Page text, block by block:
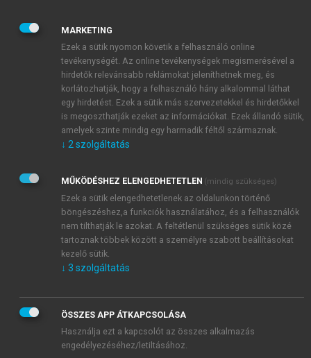
JELSZÓ
JELSZÓ ÚJRA
Kérek értesítést a MeRSZ újdonságairól, akcióiról.
Kérek értesítést az Akadémiai Kiadó Zrt. újdonságairól,
Adatkezelési tájékoztatóbanfoglaltakat tudomásul
veszem és elfogadom.
Általános vásárlási feltételeket, valamint a szotar.netés a
mersz.huoldalak licencszerződéseiben foglaltakat
tudomásul veszem és elfogadom.
KIPRÓBÁLOM
MARKETING
Ezek a sütik nyomon követik a felhasználó online
tevékenységét. Az online tevékenységek megismerésével a
hirdetők relevánsabb reklámokat jeleníthetnek meg, és
korlátozhatják, hogy a felhasználó hány alkalommal láthat
egy hirdetést. Ezek a sütik más szervezetekkel és hirdetőkkel
is megoszthatják ezeket az információkat. Ezek állandó sütik,
amelyek szinte mindig egy harmadik féltől származnak.
↓ 2 szolgáltatás
MŰKÖDÉSHEZ ELENGEDHETETLEN (mindig szükséges)
Ezek a sütik elengedhetetlenek az oldalunkon történő
böngészéshez,a funkciók használatához, és a felhasználók
nem tilthatják le azokat. A feltétlenül szükséges sütik közé
tartoznak többek között a személyre szabott beállításokat
kezelő sütik.
↓ 3 szolgáltatás
ÖSSZES APP ÁTKAPCSOLÁSA
Használja ezt a kapcsolót az összes alkalmazás
engedélyezéséhez/letiltásához.